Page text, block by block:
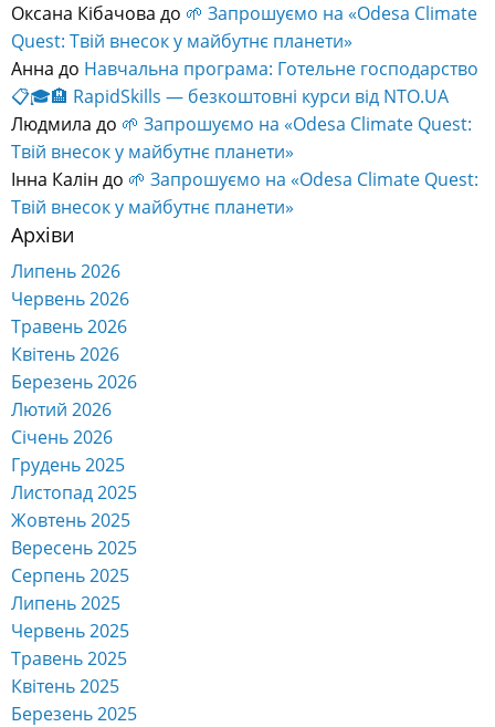
Оксана Кібачова до 🌱 Запрошуємо на «Odesa Climate
Quest: Твій внесок у майбутнє планети»
Анна до Навчальна програма: Готельне господарство
📋🎓🏨 RapidSkills — безкоштовні курси від NTO.UA
Людмила до 🌱 Запрошуємо на «Odesa Climate Quest:
Твій внесок у майбутнє планети»
Інна Калін до 🌱 Запрошуємо на «Odesa Climate Quest:
Твій внесок у майбутнє планети»
Архіви
Липень 2026
Червень 2026
Травень 2026
Квітень 2026
Березень 2026
Лютий 2026
Січень 2026
Грудень 2025
Листопад 2025
Жовтень 2025
Вересень 2025
Серпень 2025
Липень 2025
Червень 2025
Травень 2025
Квітень 2025
Березень 2025